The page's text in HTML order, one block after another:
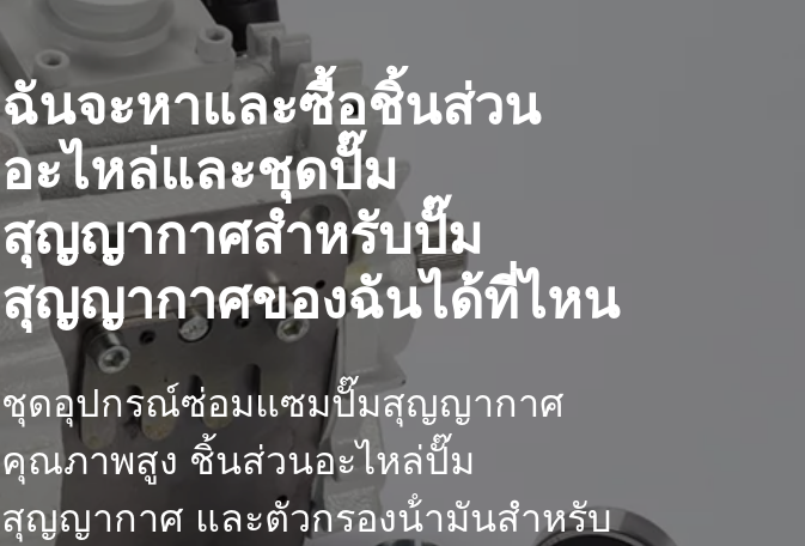
ฉันจะหาและซื้อชิ้นส่วน
อะไหล่และชุดปั๊ม
สุญญากาศสําหรับปั๊ม
สุญญากาศของฉันได้ที่ไหน
ชุดอุปกรณ์ซ่อมแซมปั๊มสุญญากาศ
คุณภาพสูง ชิ้นส่วนอะไหล่ปั๊ม
สุญญากาศ และตัวกรองน้ํามันสําหรับ